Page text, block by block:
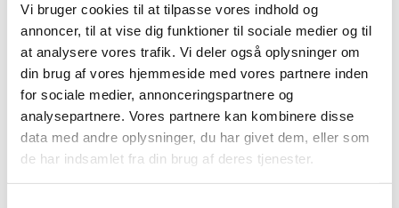
Vi bruger cookies til at tilpasse vores indhold og
annoncer, til at vise dig funktioner til sociale medier og til
at analysere vores trafik. Vi deler også oplysninger om
din brug af vores hjemmeside med vores partnere inden
for sociale medier, annonceringspartnere og
analysepartnere. Vores partnere kan kombinere disse
data med andre oplysninger, du har givet dem, eller som
de har indsamlet fra din brug af deres tjenester.